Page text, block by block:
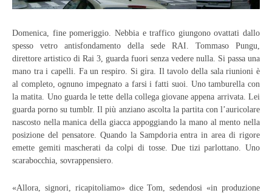
Domenica, fine pomeriggio. Nebbia e traffico giungono ovattati dallo
spesso vetro antisfondamento della sede RAI. Tommaso Pungu,
direttore artistico di Rai 3, guarda fuori senza vedere nulla. Si passa una
mano tra i capelli. Fa un respiro. Si gira. Il tavolo della sala riunioni è
al completo, ognuno impegnato a farsi i fatti suoi. Uno tamburella con
la matita. Uno guarda le tette della collega giovane appena arrivata. Lei
guarda porno su tumblr. Il più anziano ascolta la partita con l’auricolare
nascosto nella manica della giacca appoggiando la mano al mento nella
posizione del pensatore. Quando la Sampdoria entra in area di rigore
emette gemiti mascherati da colpi di tosse. Due tizi parlottano. Uno
scarabocchia, sovrappensiero.
«Allora, signori, ricapitoliamo» dice Tom, sedendosi «in produzione